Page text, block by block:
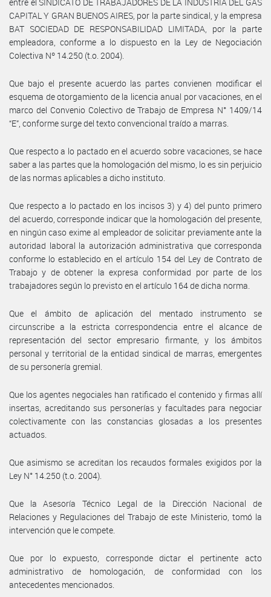
CAPITAL Y GRAN BUENOS AIRES, por la parte sindical, y la empresa
BAT SOCIEDAD DE RESPONSABILIDAD LIMITADA, por la parte
empleadora, conforme a lo dispuesto en la Ley de Negociación
Colectiva Nº 14.250 (t.o. 2004).
Que bajo el presente acuerdo las partes convienen modificar el
esquema de otorgamiento de la licencia anual por vacaciones, en el
marco del Convenio Colectivo de Trabajo de Empresa N° 1409/14
“E”, conforme surge del texto convencional traído a marras.
Que respecto a lo pactado en el acuerdo sobre vacaciones, se hace
saber a las partes que la homologación del mismo, lo es sin perjuicio
de las normas aplicables a dicho instituto.
Que respecto a lo pactado en los incisos 3) y 4) del punto primero
del acuerdo, corresponde indicar que la homologación del presente,
en ningún caso exime al empleador de solicitar previamente ante la
autoridad laboral la autorización administrativa que corresponda
conforme lo establecido en el artículo 154 del Ley de Contrato de
Trabajo y de obtener la expresa conformidad por parte de los
trabajadores según lo previsto en el artículo 164 de dicha norma.
Que el ámbito de aplicación del mentado instrumento se
circunscribe a la estricta correspondencia entre el alcance de
representación del sector empresario firmante, y los ámbitos
personal y territorial de la entidad sindical de marras, emergentes
de su personería gremial.
Que los agentes negociales han ratificado el contenido y firmas allí
insertas, acreditando sus personerías y facultades para negociar
colectivamente con las constancias glosadas a los presentes
actuados.
Que asimismo se acreditan los recaudos formales exigidos por la
Ley N° 14.250 (t.o. 2004).
Que la Asesoría Técnico Legal de la Dirección Nacional de
Relaciones y Regulaciones del Trabajo de este Ministerio, tomó la
intervención que le compete.
Que por lo expuesto, corresponde dictar el pertinente acto
administrativo de homologación, de conformidad con los
antecedentes mencionados.